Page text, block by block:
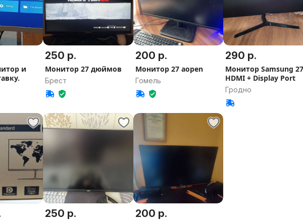
и
250 р.
Монитор 27 дюймов
Брест
200 р.
Монитор 27 aopen
Гомель
290 р.
Монитор Samsung
HDMI + Display Port
Гродно
250 р. 200 р.